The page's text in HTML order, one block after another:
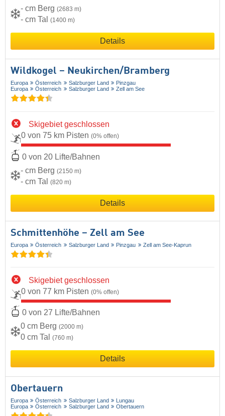
- cm Berg (2683 m)
- cm Tal (1400 m)
Details
Wildkogel – Neukirchen/​Bramberg
Europa Österreich Salzburger Land
Pinzgau
Europa
Österreich Salzburger Land Zell am See
Skigebiet geschlossen
0 von 75 km Pisten (0% offen)
0 von 20 Lifte/Bahnen
- cm Berg (2150 m)
- cm Tal (820 m)
Details
Schmittenhöhe – Zell am See
Europa Österreich Salzburger Land Pinzgau Zell am See-Kaprun
Skigebiet geschlossen
0 von 77 km Pisten (0% offen)
0 von 27 Lifte/Bahnen
0 cm Berg (2000 m)
0 cm Tal (760 m)
Details
Obertauern
Europa Österreich Salzburger Land
Lungau
Europa
Österreich Salzburger Land Obertauern